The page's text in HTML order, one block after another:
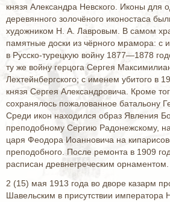
князя Александра Невского. Иконы для
деревянного золочёного иконостаса
художником Н. А. Лавровым. В самом
памятные доски из чёрного мрамора: с
в Русско-турецкую войну 1877—1878
ту же войну герцога Сергея
Лехтейнбергского; с именем убитого в
князя Сергея Александровича. Кроме
сохранялось пожалованное батальону
Среди икон находился образ Явления
преподобному Сергию Радонежскому,
царя Феодора Иоанновича на
преподобного. После ремонта в 1909
расписан древнегреческим орнаментом.
2 (15) мая 1913 года во дворе казарм
Шавельским в присутствии императора